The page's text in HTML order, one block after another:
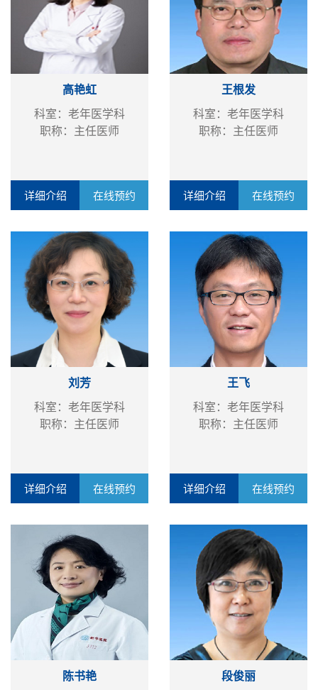
高艳虹
科室：老年医学科
职称：主任医师
详细介绍 在线预约
王根发
科室：老年医学科
职称：主任医师
详细介绍 在线预约
刘芳
科室：老年医学科
职称：主任医师
详细介绍 在线预约
王飞
科室：老年医学科
职称：主任医师
详细介绍 在线预约
陈书艳
段俊丽